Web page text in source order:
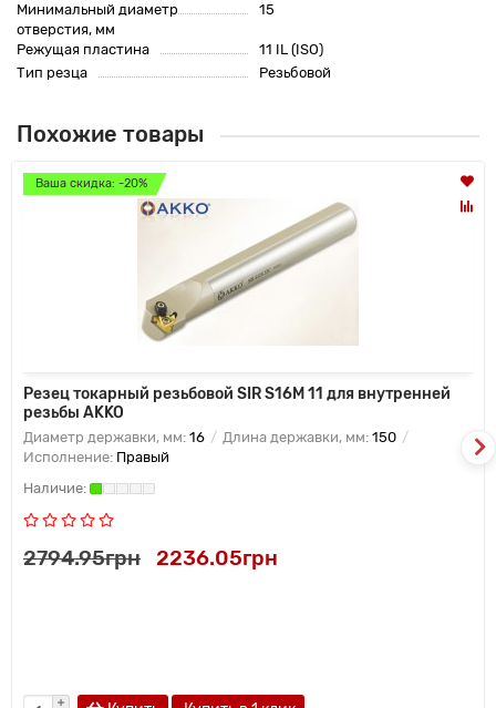
Минимальный диаметр
отверстия, мм
15
Режущая пластина
11 IL (ISO)
Тип резца
Резьбовой
Похожие товары
Ваша скидка: -20%
Резец токарный резьбовой SIR S16M 11 для внутренней
резьбы AKKO
Диаметр державки, мм: 16 Длина державки, мм: 150
Исполнение: Правый
2794.95грн 2236.05грн